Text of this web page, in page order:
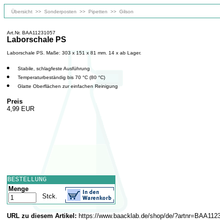
Übersicht >> Sonderposten >> Pipetten >> Gilson
Art.Nr. BAA11231057
Laborschale PS
Laborschale PS. Maße: 303 x 151 x 81 mm. 14 x ab Lager.
Stabile, schlagfeste Ausführung
Temperaturbeständig bis 70 °C (80 °C)
Glatte Oberflächen zur einfachen Reinigung
Preis
4,99 EUR
BESTELLUNG
Menge
Stck.
URL zu diesem Artikel: https://www.baacklab.de/shop/de/